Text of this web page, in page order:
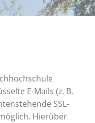
E-Mails (z. B.
SSL-
Hierüber